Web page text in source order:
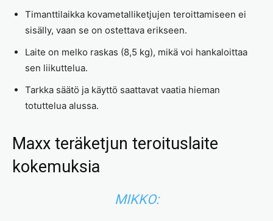
Timanttilaikka kovametalliketjujen teroittamiseen ei
sisälly, vaan se on ostettava erikseen.
Laite on melko raskas (8,5 kg), mikä voi hankaloittaa
sen liikuttelua.
Tarkka säätö ja käyttö saattavat vaatia hieman
totuttelua alussa.
Maxx teräketjun teroituslaite
kokemuksia
MIKKO: